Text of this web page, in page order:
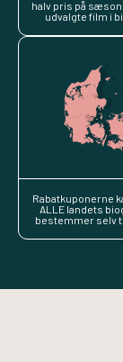
halv pris på
udvalgte film i
Rabatkuponerne
ALLE landets
bestemmer selv